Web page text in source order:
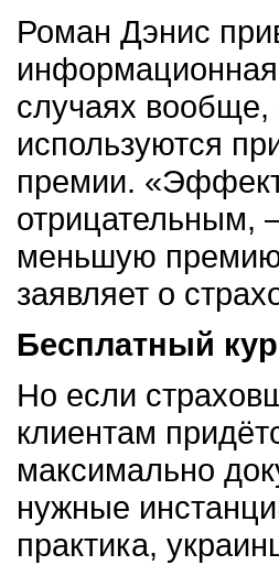
Роман Дэнис
случаях
используются
премии.
отрицательным,
меньшую
заявляет о
Бесплатный
Но если
клиентам
максимально
нужные
практика,